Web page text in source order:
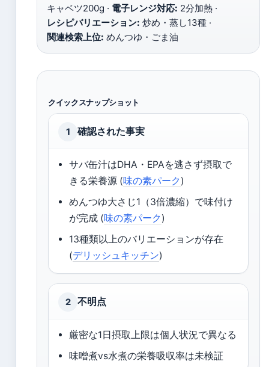
キャベツ200g · 電子レンジ対応: 2分加熱 ·
レシピバリエーション: 炒め・蒸し13種 ·
関連検索上位: めんつゆ・ごま油
クイックスナップショット
1 確認された事実
サバ缶汁はDHA・EPAを逃さず摂取で
きる栄養源 (味の素パーク )
めんつゆ大さじ1（3倍濃縮）で味付け
が完成 (味の素パーク )
13種類以上のバリエーションが存在
(デリッシュキッチン)
2 不明点
厳密な1日摂取上限は個人状況で異なる
味噌煮vs水煮の栄養吸収率は未検証